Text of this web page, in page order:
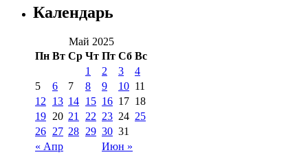
Календарь
Май 2025
Пн Вт Ср Чт Пт Сб Вс
« Апр Июн »
1 2 3
4
5
6 7 8 9 10 11
12
13 14 15 16 17 18
19 20 21 22 23 24 25
26 27 28 29 30 31